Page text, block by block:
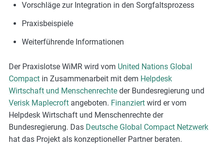
Vorschläge zur Integration in den Sorgfaltsprozess
Praxisbeispiele
Weiterführende Informationen
Der Praxislotse WiMR wird vom United Nations Global
Compactin Zusammenarbeit mit dem Helpdesk
Wirtschaft und Menschenrechteder Bundesregierung und
Verisk Maplecroftangeboten. Finanziertwird er vom
Helpdesk Wirtschaft und Menschenrechte der
Bundesregierung. Das Deutsche Global Compact Netzwerk
hat das Projekt als konzeptioneller Partner beraten.